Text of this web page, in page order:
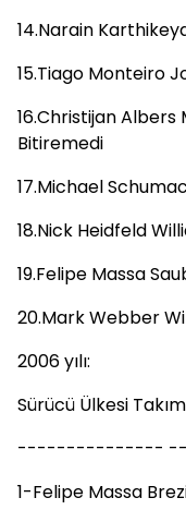
14.Narain
15.Tiago Monteiro
16.Christijan
Bitiremedi
17.Michael
18.Nick Heidfeld
19.Felipe Massa
20.Mark Webber
2006 yılı:
Sürücü Ülkesi
---------------
1-Felipe Massa